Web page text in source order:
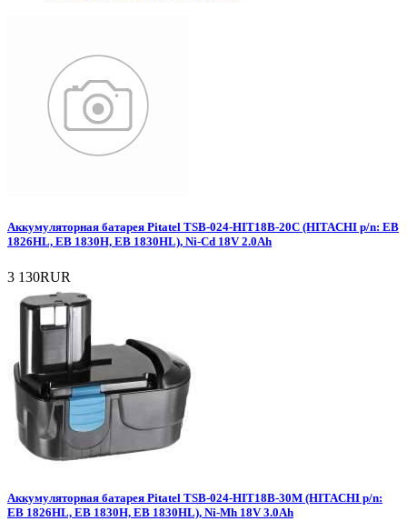
Аккумуляторная батарея Pitatel TSB-024-HIT18B-20C (HITACHI p/n: EB
1826HL, EB 1830H, EB 1830HL), Ni-Cd 18V 2.0Ah
3 130RUR
Аккумуляторная батарея Pitatel TSB-024-HIT18B-30M (HITACHI p/n:
EB 1826HL, EB 1830H, EB 1830HL), Ni-Mh 18V 3.0Ah